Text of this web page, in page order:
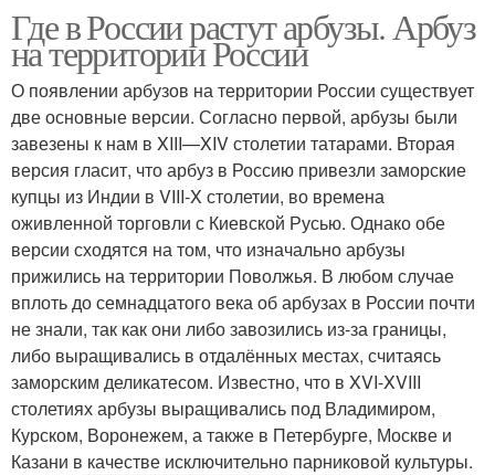
Где в России растут арбузы. Арбуз
на территории России
О появлении арбузов на территории России существует
две основные версии. Согласно первой, арбузы были
завезены к нам в XIII—XIV столетии татарами. Вторая
версия гласит, что арбуз в Россию привезли заморские
купцы из Индии в VIII-X столетии, во времена
оживленной торговли с Киевской Русью. Однако обе
версии сходятся на том, что изначально арбузы
прижились на территории Поволжья. В любом случае
вплоть до семнадцатого века об арбузах в России почти
не знали, так как они либо завозились из-за границы,
либо выращивались в отдалённых местах, считаясь
заморским деликатесом. Известно, что в XVI-XVIII
столетиях арбузы выращивались под Владимиром,
Курском, Воронежем, а также в Петербурге, Москве и
Казани в качестве исключительно парниковой культуры.